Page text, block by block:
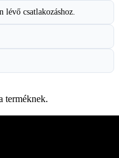
lévő csatlakozáshoz.
terméknek.